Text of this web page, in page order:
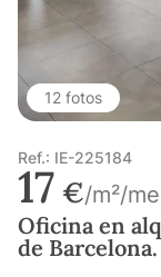
12 fotos
Ref.: IE-225184
17 €/m²/
Oficina en
de Barcelona.